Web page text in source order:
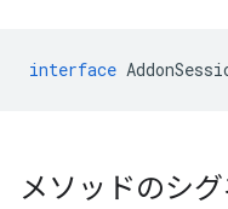
interface
メソッドのシ